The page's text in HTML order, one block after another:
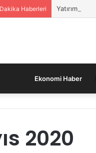
Haberleri Yatırımcılar
Ekonomi Haber
2020